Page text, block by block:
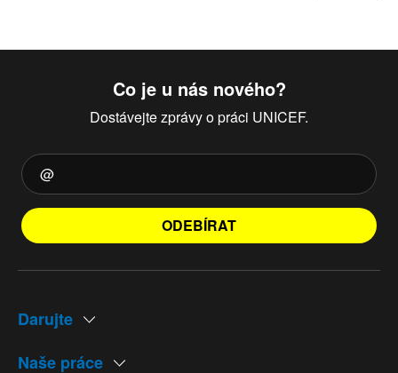
Co je u nás nového?
Dostávejte zprávy o práci UNICEF.
ODEBÍRAT
Darujte
Naše práce